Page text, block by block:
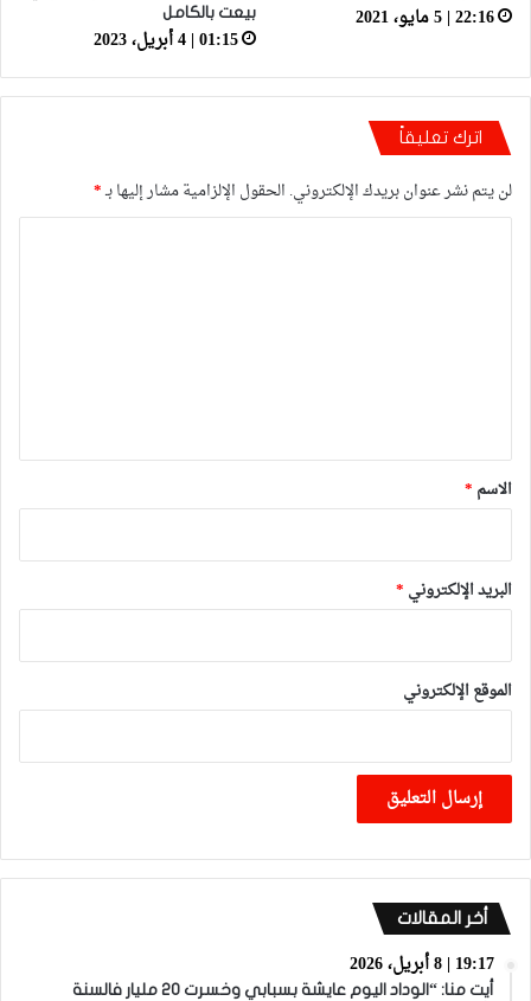
22:16 | 5 مايو، 2021
بيعت بالكامل
01:15 | 4 أبريل، 2023
اترك تعليقاً
لن يتم نشر عنوان بريدك الإلكتروني. الحقول الإلزامية مشار إليها بـ*
*
الاسم *
البريد الإلكتروني *
الموقع الإلكتروني
أخر المقالات
19:17 | 8 أبريل، 2026
أيت منا: “الوداد اليوم عايشة بسبابي وخسرت 20 مليار فالسنة